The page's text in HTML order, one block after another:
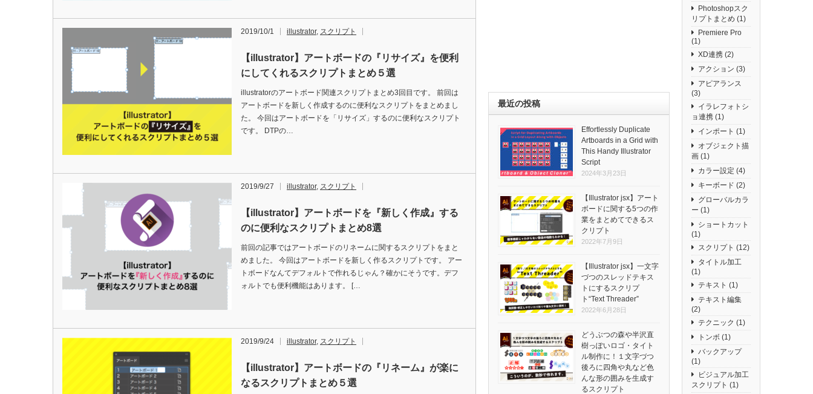
2019/10/1 illustrator, スクリプト
【illustrator】アートボードの『リサイズ』を便利
にしてくれるスクリプトまとめ５選
illustratorのアートボード関連スクリプトまとめ3回目です。 前回は
アートボードを新しく作成するのに便利なスクリプトをまとめまし
た。 今回はアートボードを「リサイズ」するのに便利なスクリプト
です。 DTPの…
2019/9/27 illustrator, スクリプト
【illustrator】アートボードを『新しく作成』する
のに便利なスクリプトまとめ8選
前回の記事ではアートボードのリネームに関するスクリプトをまと
めました。 今回はアートボードを新しく作るスクリプトです。 アー
トボードなんてデフォルトで作れるじゃん？確かにそうです。デフ
ォルトでも便利機能はあります。 […
2019/9/24 illustrator, スクリプト
【illustrator】アートボードの『リネーム』が楽に
なるスクリプトまとめ５選
最近の投稿
Effortlessly Duplicate
Artboards in a Grid with
This Handy Illustrator
Script
2024年3月23日
【Illustrator jsx】アート
ボードに関する5つの作
業をまとめてできるス
クリプト
2022年7月9日
【Illustrator jsx】一文字
づつのスレッドテキス
トにするスクリプ
ト“Text Threader”
2022年6月28日
どうぶつの森や半沢直
樹っぽいロゴ・タイト
ル制作に！１文字づつ
後ろに四角や丸など色
んな形の囲みを生成す
るスクリプト
Photoshopスク
リプトまとめ (1)
Premiere Pro
(1)
XD連携 (2)
アクション (3)
アピアランス
(3)
イラレフォトシ
ョ連携 (1)
インポート (1)
オブジェクト描
画 (1)
カラー設定 (4)
キーボード (2)
グローバルカラ
ー (1)
ショートカット
(1)
スクリプト (12)
タイトル加工
(1)
テキスト (1)
テキスト編集
(2)
テクニック (1)
トンボ (1)
バックアップ
(1)
ビジュアル加工
スクリプト (1)